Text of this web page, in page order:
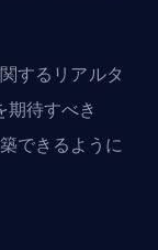
するリアルタ
期待すべき
できるように